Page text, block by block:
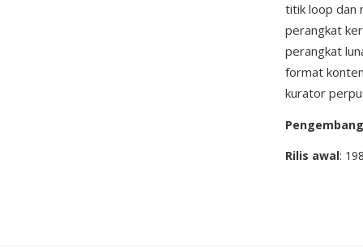
titik loop dan
perangkat
perangkat
format
kurator
Pengembang
Rilis awal: